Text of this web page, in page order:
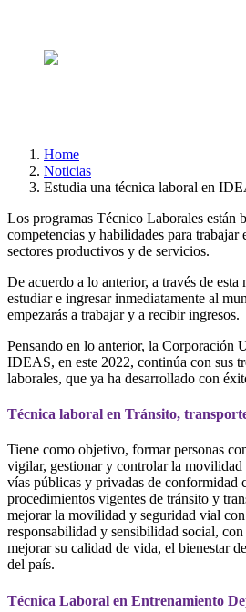
Home
Noticias
Estudia una técnica laboral en
Los programas Técnico Laborales están
competencias y habilidades para trabajar
sectores productivos y de servicios.
De acuerdo a lo anterior, a través de esta
estudiar e ingresar inmediatamente al
empezarás a trabajar y a recibir ingresos.
Pensando en lo anterior, la Corporación
IDEAS, en este 2022, continúa con sus
laborales, que ya ha desarrollado con
Técnica laboral en Tránsito,
Tiene como objetivo, formar personas
vigilar, gestionar y controlar la
vías públicas y privadas de conformidad
procedimientos vigentes de tránsito y
mejorar la movilidad y seguridad vial
responsabilidad y sensibilidad social,
mejorar su calidad de vida, el bienestar
del país.
Técnica Laboral en Entrenamiento